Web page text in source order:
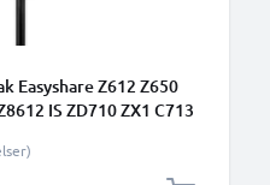
Easyshare Z612 Z650
IS ZD710 ZX1 C713
Opladerledning